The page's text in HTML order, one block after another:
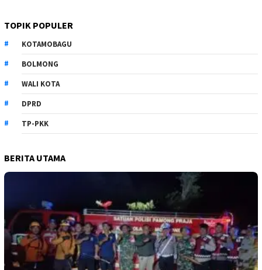
TOPIK POPULER
KOTAMOBAGU
BOLMONG
WALI KOTA
DPRD
TP-PKK
BERITA UTAMA